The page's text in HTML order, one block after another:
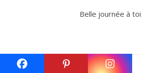
Belle journée à toi